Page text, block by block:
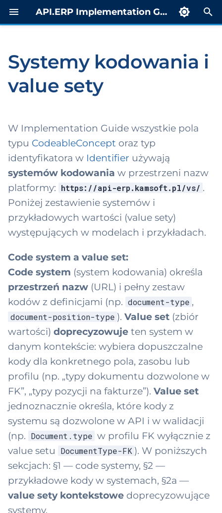
API.ERP Implementation Guide
c
z
j
p
i
s
ć
y
s
z
a
ć
Party
DocumentReferenc
Struktura
organizacyjna
Procure-to-Pay i
magazyn
ESM
Faktura (Invoice)
WMS
Ceny produktu
level cost
report
(Code
type
status
status
type
asset-
asset-status
asset-type
asset-
type
asset-
status
type
type
item-
type
żądaniowy
rozgłoszeniowy
notyfikacyjny
raportowy
dla
(APIM)
domen
domeny → 9
MP
Indeks
Profil CDA
Scenariusz
skierowania
Scenariusz
orzeczenia
Systemy kodowania i
value sety
W Implementation Guide wszystkie pola
typu CodeableConcept oraz typ
identyfikatora w Identifier używają
systemów kodowania w przestrzeni nazw
platformy: https://api-erp.kamsoft.pl/vs/ .
Poniżej zestawienie systemów i
przykładowych wartości (value sety)
występujących w modelach i przykładach.
Code system a value set:
Code system (system kodowania) określa
przestrzeń nazw (URL) i pełny zestaw
kodów z definicjami (np. document-type ,
document-position-type ).Value set (zbiór
wartości) doprecyzowuje ten system w
danym kontekście: wybiera dopuszczalne
kody dla konkretnego pola, zasobu lub
profilu (np. „typy dokumentu dozwolone w
FK”, „typy pozycji na fakturze”). Value set
jednoznacznie określa, które kody z
systemu są dozwolone w API i w walidacji
(np. Document.type w profilu FK wyłącznie z
value setu
DocumentType-FK ). W poniższych
sekcjach: §1 — code systemy, §2 —
przykładowe kody w systemach, §2a —
value sety kontekstowe doprecyzowujące
systemy.